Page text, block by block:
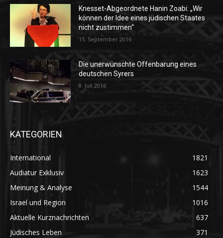
Knesset-Abgeordnete Hanin Zoabi: „Wir
können der Idee eines jüdischen Staates
nicht zustimmen“
15. September 2016
Die unerwünschte Offenbarung eines
deutschen Syrers
8. Juli 2016
KATEGORIEN
International
1821
Audiatur Exklusiv
1623
Meinung & Analyse
1544
Israel und Region
1016
Aktuelle Kurznachrichten
637
Jüdisches Leben
371